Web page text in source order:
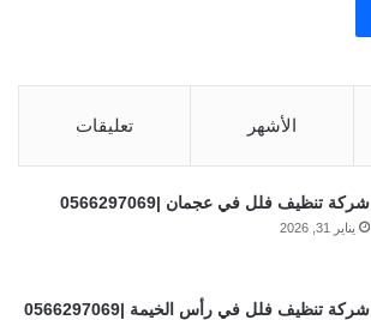
الأشهر تعليقات
شركة تنظيف فلل في عجمان |0566297069
يناير 31, 2026
شركة تنظيف فلل في رأس الخيمة |0566297069